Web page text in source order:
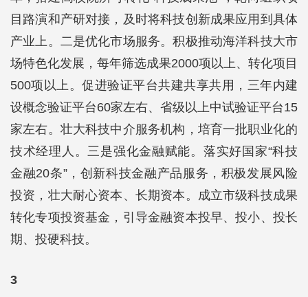
目路演和产研对接，及时将科技创新成果应用到具体
产业上。二是优化市场服务。积极推动海洋科技大市
场特色化发展，每年筛选成果2000项以上、转化项目
500项以上。促进验证平台共建共享共用，三年内建
设概念验证平台60家左右、省级以上中试验证平台15
家左右。壮大科技中介服务机构，培育一批职业化的
技术经理人。三是强化金融赋能。落实好国家“科技
金融20条”，创新科技金融产品服务，积极发展风险
投资，壮大耐心资本、长期资本。成立市级科技成果
转化专项投资基金，引导金融资本投早、投小、投长
期、投硬科技。
3